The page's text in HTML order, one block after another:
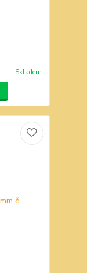
Skladem